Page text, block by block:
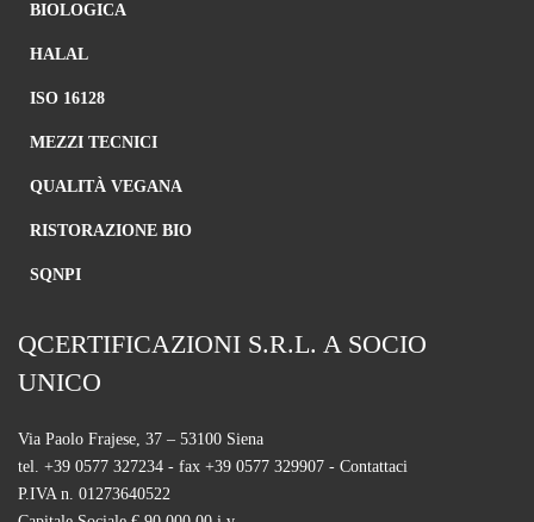
BIOLOGICA
HALAL
ISO 16128
MEZZI TECNICI
QUALITÀ VEGANA
RISTORAZIONE BIO
SQNPI
QCERTIFICAZIONI S.R.L. A SOCIO
UNICO
Via Paolo Frajese, 37 – 53100 Siena
tel. +39 0577 327234 - fax +39 0577 329907 - Contattaci
P.IVA n. 01273640522